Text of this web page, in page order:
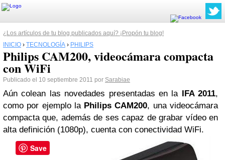
¿Los artículos de tu blog publicados aquí? ¡Propón tu blog!
INICIO › TECNOLOGÍA › PHILIPS
Philips CAM200, videocámara compacta
con WiFi
Publicado el 10 septiembre 2011 por Sarabiae
Aún colean las novedades presentadas en la IFA 2011,
como por ejemplo la Philips CAM200, una videocámara
compacta que, además de ses capaz de grabar vídeo en
alta definición (1080p), cuenta con conectividad WiFi.
Save